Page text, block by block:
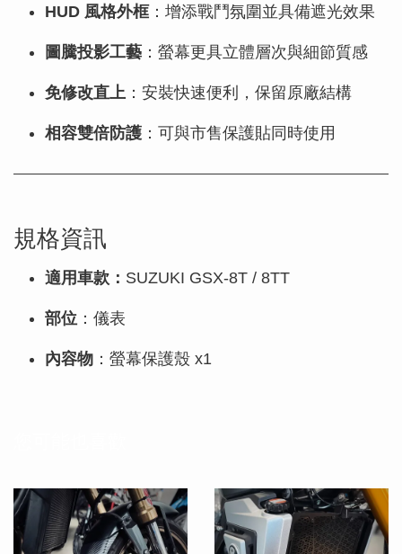
HUD 風格外框：增添戰鬥氛圍並具備遮光效果
圖騰投影工藝 ：螢幕更具立體層次與細節質感
免修改直上 ：安裝快速便利，保留原廠結構
相容雙倍防護 ：可與市售保護貼同時使用
規格資訊
適用車款： SUZUKI GSX-8T / 8TT
部位 ：儀表
內容物 ：螢幕保護殼 x1